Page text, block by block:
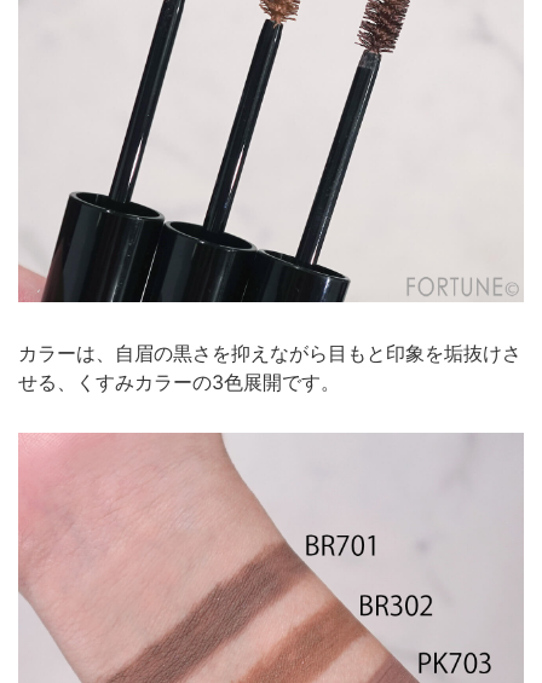
カラーは、自眉の黒さを抑えながら目もと印象を垢抜けさ
せる、くすみカラーの3色展開です。